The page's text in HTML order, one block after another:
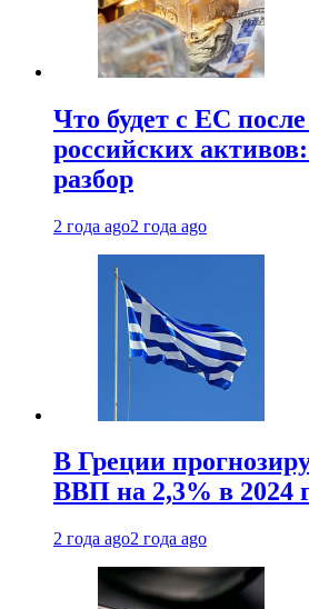
Что будет с ЕС
российских
разбор
2 года ago2 года ago
В Греции
ВВП на 2,3% в 2024
2 года ago2 года ago